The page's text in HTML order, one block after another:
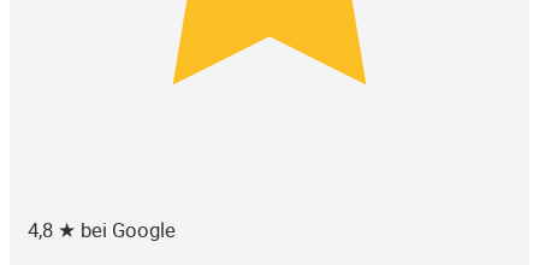
4,8 ★ bei Google